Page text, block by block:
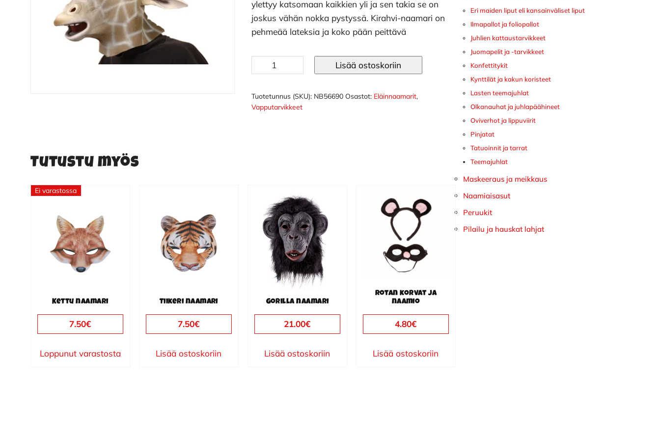
ylettyy katsomaan kaikkien yli ja sen takia se on
joskus vähän nokka pystyssä. Kirahvi-naamari on
pehmeää lateksia ja koko pään peittävä
Kirahvi
naamari
Lisää ostoskoriin
Tuotetunnus (SKU): NB56690 Osastot: Eläinnaamarit,
Vapputarvikkeet
Tutustu myös
Ei varastossa
Kettu naamari
7.50€
Loppunut varastosta
Tiikeri naamari
7.50€
Lisää ostoskoriin
Gorilla naamari
21.00€
Lisää ostoskoriin
Rotan korvat ja
naamio
4.80€
Lisää ostoskoriin
Eri maiden liput eli kansainväliset liput
Ilmapallot ja foliopallot
Juhlien kattaustarvikkeet
Juomapelit ja -tarvikkeet
Konfettitykit
Kynttilät ja kakun koristeet
Lasten teemajuhlat
Olkanauhat ja juhlapäähineet
Oviverhot ja lippuviirit
Pinjatat
Tatuoinnit ja tarrat
Teemajuhlat
Maskeeraus ja meikkaus
Naamiaisasut
Peruukit
Pilailu ja hauskat lahjat